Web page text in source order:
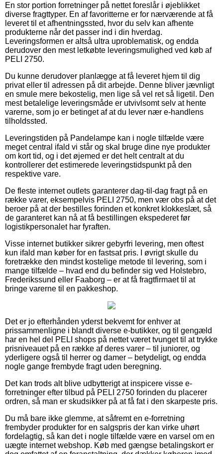
En stor portion forretninger på nettet foreslår i øjeblikket
diverse fragttyper. En af favoritterne er for nærværende at få
leveret til et afhentningssted, hvor du selv kan afhente
produkterne når det passer ind i din hverdag.
Leveringsformen er altså ultra uproblematisk, og endda
derudover den mest letkøbte leveringsmulighed ved køb af
PELI 2750.
Du kunne derudover planlægge at få leveret hjem til dig
privat eller til adressen på dit arbejde. Denne bliver jævnligt
en smule mere bekostelig, men lige så vel ret så ligetil. Den
mest betalelige leveringsmåde er utvivlsomt selv at hente
varerne, som jo er betinget af at du lever nær e-handlens
tilholdssted.
Leveringstiden på Pandelampe kan i nogle tilfælde være
meget central ifald vi står og skal bruge dine nye produkter
om kort tid, og i det øjemed er det helt centralt at du
kontrollerer det estimerede leveringstidspunkt på den
respektive vare.
De fleste internet outlets garanterer dag-til-dag fragt på en
række varer, eksempelvis PELI 2750, men vær obs på at det
beroer på at der bestilles forinden et konkret klokkeslæt, så
de garanteret kan nå at få bestillingen ekspederet før
logistikpersonalet har fyraften.
Visse internet butikker sikrer gebyrfri levering, men oftest
kun ifald man køber for en fastsat pris. I øvrigt skulle du
foretrække den mindst kostelige metode til levering, som i
mange tilfælde – hvad end du befinder sig ved Holstebro,
Frederikssund eller Faaborg – er at få fragtfirmaet til at
bringe varerne til en pakkeshop.
Det er jo efterhånden yderst bekvemt for enhver at
prissammenligne i blandt diverse e-butikker, og til gengæld
har en hel del PELI shops på nettet været tvunget til at trykke
prisniveauet på en række af deres varer – til juniorer, og
yderligere også til herrer og damer – betydeligt, og endda
nogle gange frembyde fragt uden beregning.
Det kan trods alt blive udbytterigt at inspicere visse e-
forretninger efter tilbud på PELI 2750 forinden du placerer
ordren, så man er skudsikker på at få fat i den skarpeste pris.
Du må bare ikke glemme, at såfremt en e-forretning
frembyder produkter for en salgspris der kan virke uhørt
fordelagtig, så kan det i nogle tilfælde være en varsel om en
uægte internet webshop. Køb med gængse betalingskort er